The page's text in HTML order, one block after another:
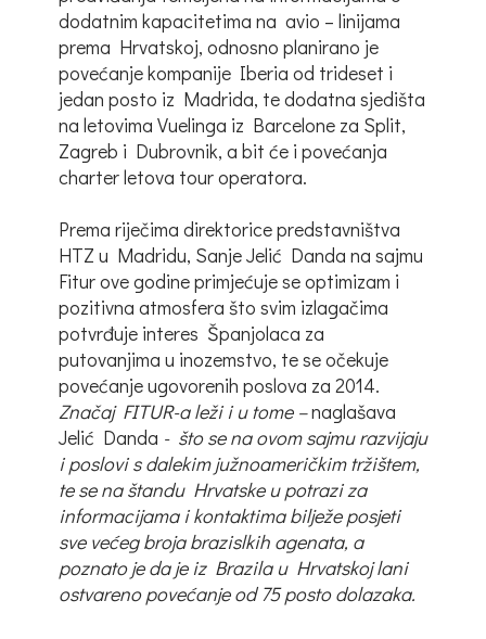
dodatnim kapacitetima na avio – linijama
prema Hrvatskoj, odnosno planirano je
povećanje kompanije Iberia od trideset i
jedan posto iz Madrida, te dodatna sjedišta
na letovima Vuelinga iz Barcelone za Split,
Zagreb i Dubrovnik, a bit će i povećanja
charter letova tour operatora.
Prema riječima direktorice predstavništva
HTZ u Madridu, Sanje Jelić Danda na sajmu
Fitur ove godine primjećuje se optimizam i
pozitivna atmosfera što svim izlagačima
potvrđuje interes Španjolaca za
putovanjima u inozemstvo, te se očekuje
povećanje ugovorenih poslova za 2014.
Značaj FITUR-a leži i u tome –naglašava
Jelić Danda - što se na ovom sajmu razvijaju
i poslovi s dalekim južnoameričkim tržištem,
te se na štandu Hrvatske u potrazi za
informacijama i kontaktima bilježe posjeti
sve većeg broja brazislkih agenata, a
poznato je da je iz Brazila u Hrvatskoj lani
ostvareno povećanje od 75 posto dolazaka.